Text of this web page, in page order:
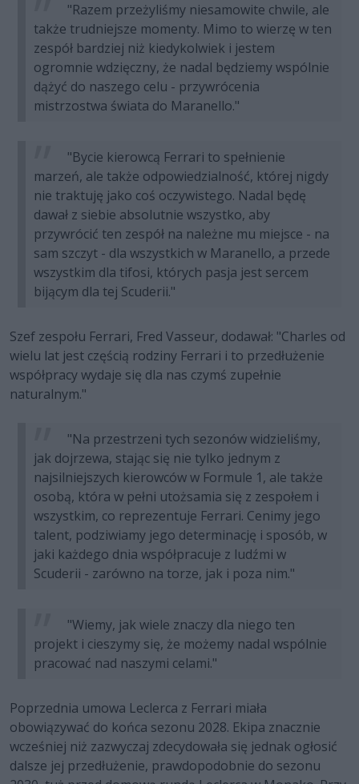
"Razem przeżyliśmy niesamowite chwile, ale
także trudniejsze momenty. Mimo to wierzę w ten
zespół bardziej niż kiedykolwiek i jestem
ogromnie wdzięczny, że nadal będziemy wspólnie
dążyć do naszego celu - przywrócenia
mistrzostwa świata do Maranello."
"Bycie kierowcą Ferrari to spełnienie
marzeń, ale także odpowiedzialność, której nigdy
nie traktuję jako coś oczywistego. Nadal będę
dawał z siebie absolutnie wszystko, aby
przywrócić ten zespół na należne mu miejsce - na
sam szczyt - dla wszystkich w Maranello, a przede
wszystkim dla tifosi, których pasja jest sercem
bijącym dla tej Scuderii."
Szef zespołu Ferrari, Fred Vasseur, dodawał: "Charles od
wielu lat jest częścią rodziny Ferrari i to przedłużenie
współpracy wydaje się dla nas czymś zupełnie
naturalnym."
"Na przestrzeni tych sezonów widzieliśmy,
jak dojrzewa, stając się nie tylko jednym z
najsilniejszych kierowców w Formule 1, ale także
osobą, która w pełni utożsamia się z zespołem i
wszystkim, co reprezentuje Ferrari. Cenimy jego
talent, podziwiamy jego determinację i sposób, w
jaki każdego dnia współpracuje z ludźmi w
Scuderii - zarówno na torze, jak i poza nim."
"Wiemy, jak wiele znaczy dla niego ten
projekt i cieszymy się, że możemy nadal wspólnie
pracować nad naszymi celami."
Poprzednia umowa Leclerca z Ferrari miała
obowiązywać do końca sezonu 2028. Ekipa znacznie
wcześniej niż zazwyczaj zdecydowała się jednak ogłosić
dalsze jej przedłużenie, prawdopodobnie do sezonu